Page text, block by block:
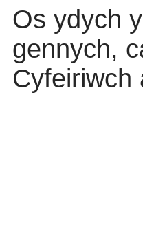
Os ydych
gennych,
Cyfeiriwch